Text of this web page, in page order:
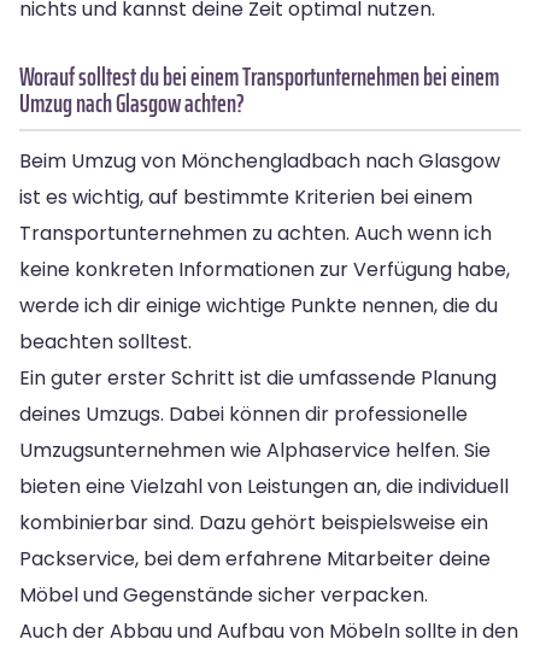
nichts und kannst deine Zeit optimal nutzen.
Worauf solltest du bei einem Transportunternehmen bei einem
Umzug nach Glasgow achten?
Beim Umzug von Mönchengladbach nach Glasgow
ist es wichtig, auf bestimmte Kriterien bei einem
Transportunternehmen zu achten. Auch wenn ich
keine konkreten Informationen zur Verfügung habe,
werde ich dir einige wichtige Punkte nennen, die du
beachten solltest.
Ein guter erster Schritt ist die umfassende Planung
deines Umzugs. Dabei können dir professionelle
Umzugsunternehmen wie Alphaservice helfen. Sie
bieten eine Vielzahl von Leistungen an, die individuell
kombinierbar sind. Dazu gehört beispielsweise ein
Packservice, bei dem erfahrene Mitarbeiter deine
Möbel und Gegenstände sicher verpacken.
Auch der Abbau und Aufbau von Möbeln sollte in den